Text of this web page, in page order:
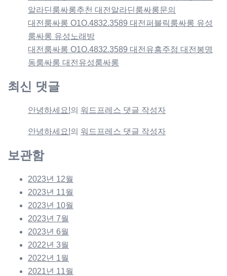
알라딘룸싸롱추천 대전알라딘룸싸롱문의
대전룸싸롱 O1O.4832.3589 대전퍼블릭룸싸롱 유성
룸싸롱 유성노래방
대전룸싸롱 O1O.4832.3589 대전유흥주점 대전봉명
동룸싸롱 대전유성룸싸롱
최신 댓글
안녕하세요!의 워드프레스 댓글 작성자
안녕하세요!의 워드프레스 댓글 작성자
보관함
2023년 12월
2023년 11월
2023년 10월
2023년 7월
2023년 6월
2022년 3월
2022년 1월
2021년 11월